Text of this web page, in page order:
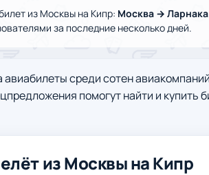
из Москвы на Кипр: Москва → Ларнака
за последние несколько дней.
среди сотен
помогут найти и купить
из Москвы на Кипр